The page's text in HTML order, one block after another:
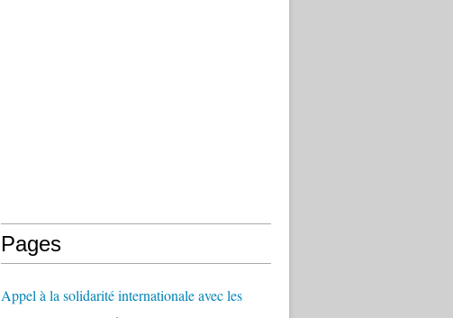
Pages
Appel à la solidarité internationale avec les